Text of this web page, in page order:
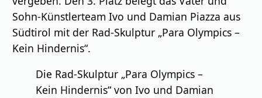
Sohn-Künstlerteam Ivo und Damian Piazza aus
Südtirol mit der Rad-Skulptur „Para Olympics –
Kein Hindernis“.
Die Rad-Skulptur „Para Olympics –
Kein Hindernis“ von Ivo und Damian